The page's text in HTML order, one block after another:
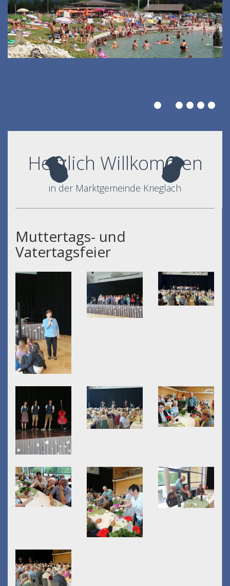
Herzlich Willkommen
in der Marktgemeinde Krieglach
Muttertags- und
Vatertagsfeier